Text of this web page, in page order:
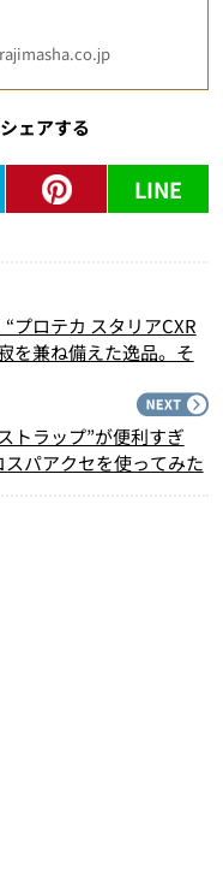
ェアする
LINE
プロテカ スタリアCXR
を兼ね備えた逸品。そ
トラップ”が便利すぎ
パアクセを使ってみた